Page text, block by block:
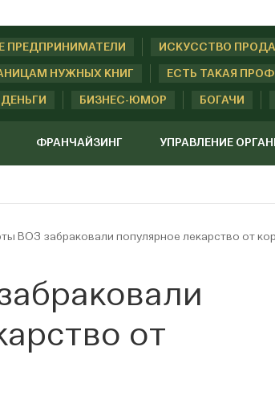
ПРЕДПРИНИМАТЕЛИ ИСКУССТВО
НУЖНЫХ КНИГ ЕСТЬ ТАКАЯ
БИЗНЕС-ЮМОР БОГАЧИ
ФРАНЧАЙЗИНГ УПРАВЛЕНИЕ
ВОЗ забраковали популярное лекарство от
от